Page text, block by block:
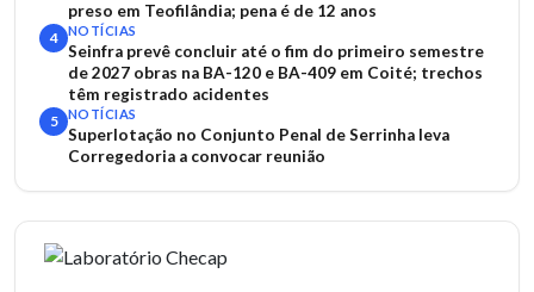
preso em Teofilândia; pena é de 12 anos
4 NOTÍCIAS
Seinfra prevê concluir até o fim do primeiro semestre
de 2027 obras na BA-120 e BA-409 em Coité; trechos
têm registrado acidentes
5 NOTÍCIAS
Superlotação no Conjunto Penal de Serrinha leva
Corregedoria a convocar reunião